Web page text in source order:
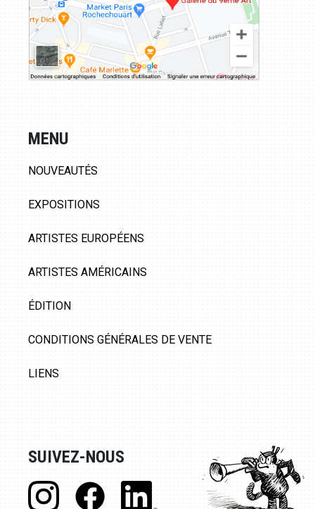
MENU
NOUVEAUTÉS
EXPOSITIONS
ARTISTES EUROPÉENS
ARTISTES AMÉRICAINS
ÉDITION
CONDITIONS GÉNÉRALES DE VENTE
LIENS
SUIVEZ-NOUS